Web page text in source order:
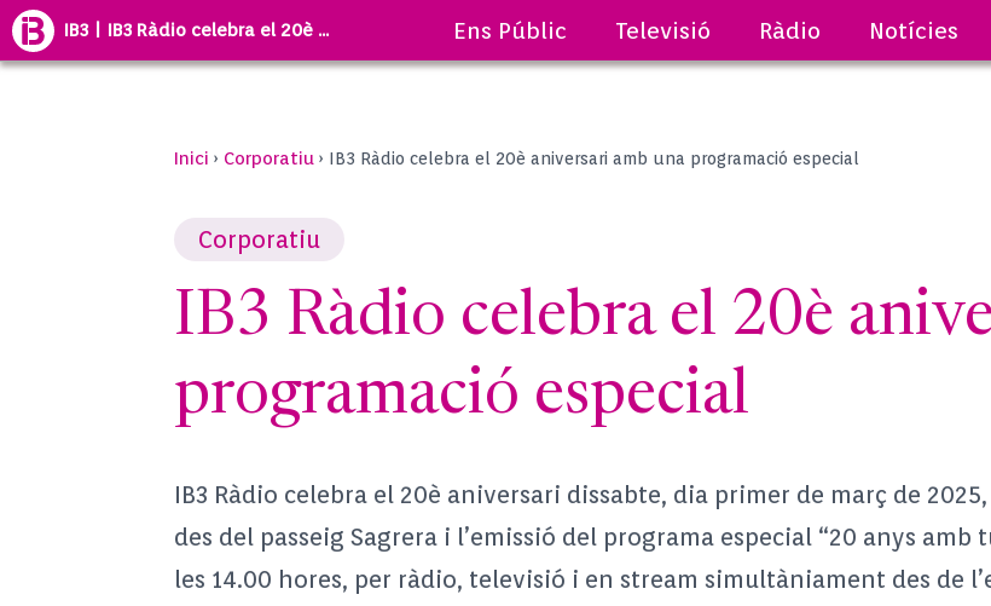
IB3 | IB3 Ràdio celebra el 20è ... Ens Públic Televisió Ràdio Notícies
Inici › Corporatiu › IB3 Ràdio celebra el 20è aniversari amb una programació especial
Corporatiu
IB3 Ràdio celebra el 20è
programació especial
IB3 Ràdio celebra el 20è aniversari dissabte, dia primer de març de
des del passeig Sagrera i l’emissió del programa especial “20 anys amb
les 14.00 hores, per ràdio, televisió i en stream simultàniament des de